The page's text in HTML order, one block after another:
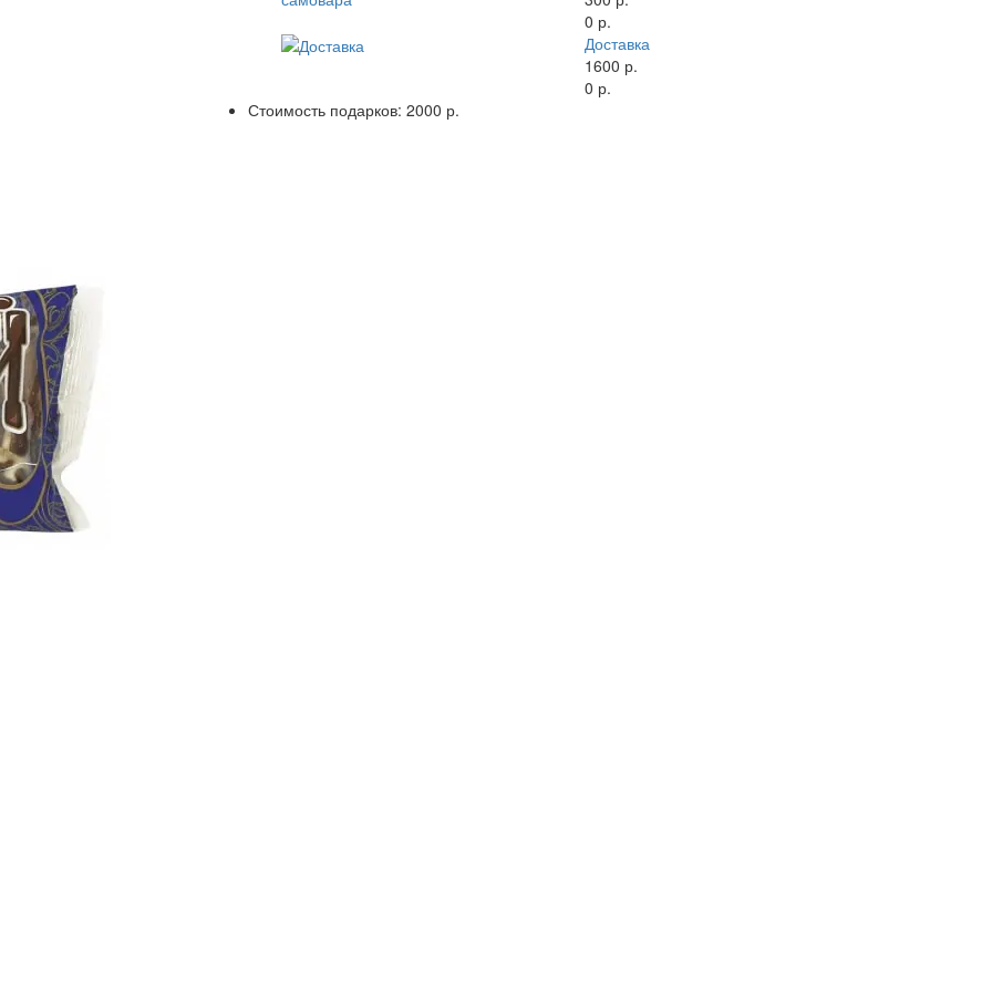
0 р.
Доставка
1600 р.
0 р.
Стоимость подарков: 2000 р.